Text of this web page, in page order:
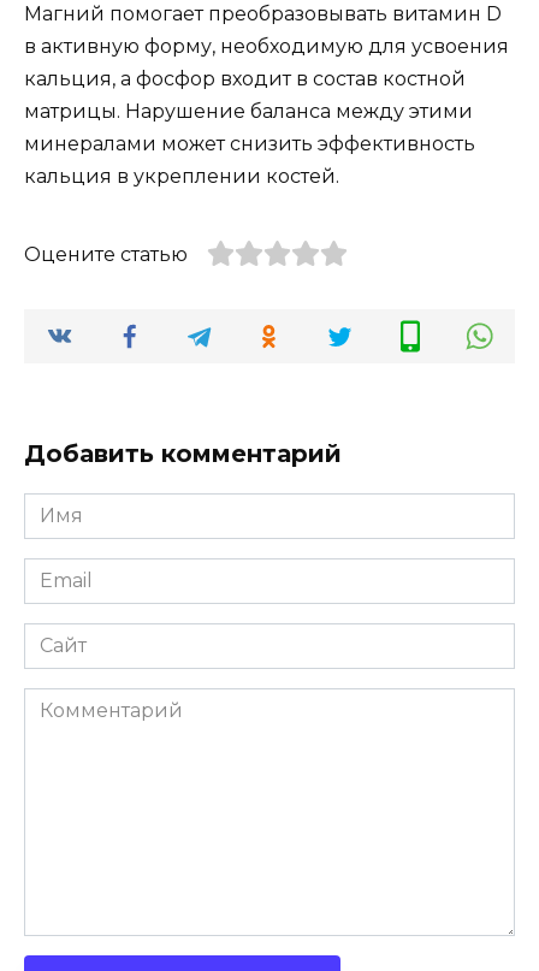
Магний помогает преобразовывать витамин D
в активную форму, необходимую для усвоения
кальция, а фосфор входит в состав костной
матрицы. Нарушение баланса между этими
минералами может снизить эффективность
кальция в укреплении костей.
Оцените статью
Добавить комментарий
Имя
Email
Сайт
Комментарий